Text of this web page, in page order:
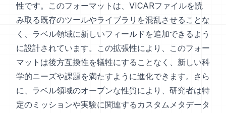
性です。このフォーマットは、VICARファイルを読
み取る既存のツールやライブラリを混乱させることな
く、ラベル領域に新しいフィールドを追加できるよう
に設計されています。この拡張性により、このフォー
マットは後方互換性を犠牲にすることなく、新しい科
学的ニーズや課題を満たすように進化できます。さら
に、ラベル領域のオープンな性質により、研究者は特
定のミッションや実験に関連するカスタムメタデータ